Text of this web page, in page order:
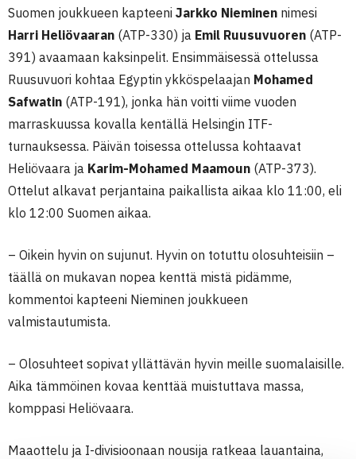
Suomen joukkueen kapteeni Jarkko Nieminen nimesi
Harri Heliövaaran (ATP-330) ja Emil Ruusuvuoren (ATP-
391) avaamaan kaksinpelit. Ensimmäisessä ottelussa
Ruusuvuori kohtaa Egyptin ykköspelaajan Mohamed
Safwatin (ATP-191), jonka hän voitti viime vuoden
marraskuussa kovalla kentällä Helsingin ITF-
turnauksessa. Päivän toisessa ottelussa kohtaavat
Heliövaara ja Karim-Mohamed Maamoun (ATP-373).
Ottelut alkavat perjantaina paikallista aikaa klo 11:00, eli
klo 12:00 Suomen aikaa.
– Oikein hyvin on sujunut. Hyvin on totuttu olosuhteisiin –
täällä on mukavan nopea kenttä mistä pidämme,
kommentoi kapteeni Nieminen joukkueen
valmistautumista.
– Olosuhteet sopivat yllättävän hyvin meille suomalaisille.
Aika tämmöinen kovaa kenttää muistuttava massa,
komppasi Heliövaara.
Maaottelu ja I-divisioonaan nousija ratkeaa lauantaina,